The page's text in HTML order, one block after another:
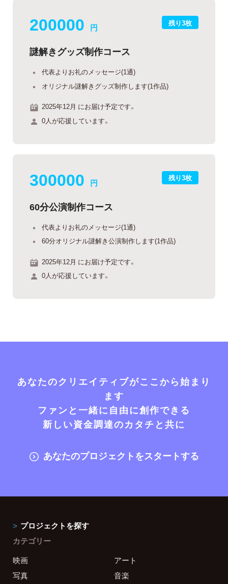
残り3枚
200000 円
謎解きグッズ制作コース
代表よりお礼のメッセージ(1通)
オリジナル謎解きグッズ制作します(1作品)
2025年12月 にお届け予定です。
0人が応援しています。
残り3枚
300000 円
60分公演制作コース
代表よりお礼のメッセージ(1通)
60分オリジナル謎解き公演制作します(1作品)
2025年12月 にお届け予定です。
0人が応援しています。
あなたのクリエイティブがここから始まり
ます
ファンと一緒に自由に創作できる
新しい資金調達のカタチと共に
あなたのプロジェクトをスタートする
プロジェクトを探す
カテゴリー
映画
アート
写真
音楽